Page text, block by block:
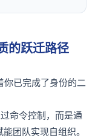
的跃迁路径
你已完成了身份的二
命令控制，而是通
团队实现自组织。